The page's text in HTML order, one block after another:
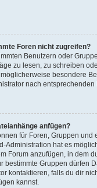
Foren nicht zugreifen?
Benutzern oder
zu lesen, zu schreiben
besondere
nach
anfügen?
für Foren, Gruppen und
Administration hat es
Forum anzufügen, in dem
bestimmte Gruppen dürfen
kontaktieren, falls du dir
kannst.